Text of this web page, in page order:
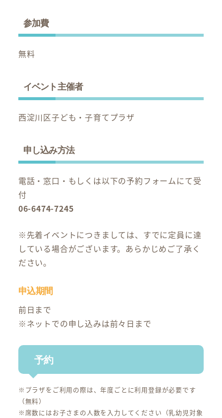
参加費
無料
イベント主催者
西淀川区子ども・子育てプラザ
申し込み方法
電話・窓口・もしくは以下の予約フォームにて受
付
06-6474-7245
※先着イベントにつきましては、すでに定員に達
している場合がございます。あらかじめご了承く
ださい。
申込期間
前日まで
※ネットでの申し込みは前々日まで
予約
※プラザをご利用の際は、年度ごとに利用登録が必要です
（無料）
※席数にはお子さまの人数を入力してください（乳幼児対象